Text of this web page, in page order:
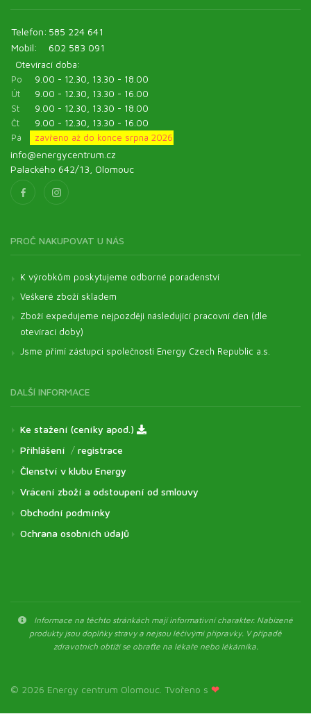
Telefon: 585 224 641
Mobil:
602 583 091
Otevírací doba:
Po
9.00 - 12.30, 13.30 - 18.00
Út
9.00 - 12.30, 13.30 - 16.00
St
9.00 - 12.30, 13.30 - 18.00
Čt
9.00 - 12.30, 13.30 - 16.00
Pá
zavřeno až do konce srpna 2026
info@energycentrum.cz
Palackého 642/13, Olomouc
PROČ NAKUPOVAT U NÁS
K výrobkům poskytujeme odborné poradenství
Veškeré zboží skladem
Zboží expedujeme nejpozději následující pracovní den (dle
otevírací doby)
Jsme přímí zástupci společnosti Energy Czech Republic a.s.
DALŠÍ INFORMACE
Ke stažení (ceníky apod.)
Přihlášení / registrace
Členství v klubu Energy
Vrácení zboží a odstoupení od smlouvy
Obchodní podmínky
Ochrana osobních údajů
Informace na těchto stránkách mají informativní charakter. Nabízené
produkty jsou doplňky stravy a nejsou léčivými přípravky. V případě
zdravotních obtíží se obraťte na lékaře nebo lékárníka.
© 2026 Energy centrum Olomouc. Tvořeno s ❤